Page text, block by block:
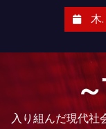
木
入り組んだ現代社